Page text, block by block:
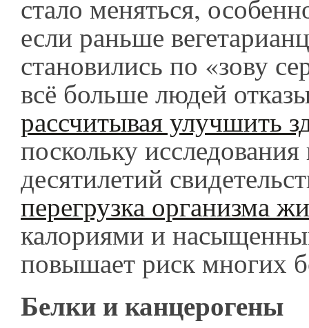
стало меняться,
если раньше
становились по «зову
всё больше людей
рассчитывая улучшить
поскольку
десятилетий
перегрузка организма
калориями и
повышает риск многих
Белки и канцерогены